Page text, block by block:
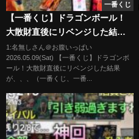
一番くじ
【一番くじ】ドラゴンボール！
大散財直後にリベンジした結果
が、、、（一番くじ、一番賞、
ドラゴンボール）
1:名無しさん＠お腹いっぱい
2026.05.09(Sat) 【一番くじ】ドラゴンボ
ール！大散財直後にリベンジした結果
が、、、（一番くじ、一番...